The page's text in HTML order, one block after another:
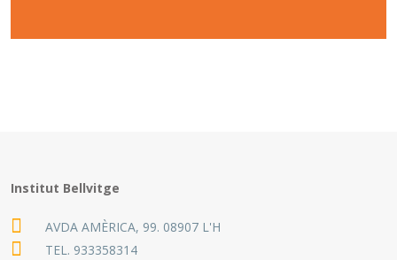
Institut Bellvitge
AVDA AMÈRICA, 99. 08907 L'H
TEL. 933358314